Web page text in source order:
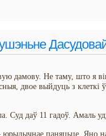
дамову. Не таму, што я
двое выйдуць з клеткі ў
Суд даў 11 гадоў. Амаль
юрыдычнае паняцьце. Яно